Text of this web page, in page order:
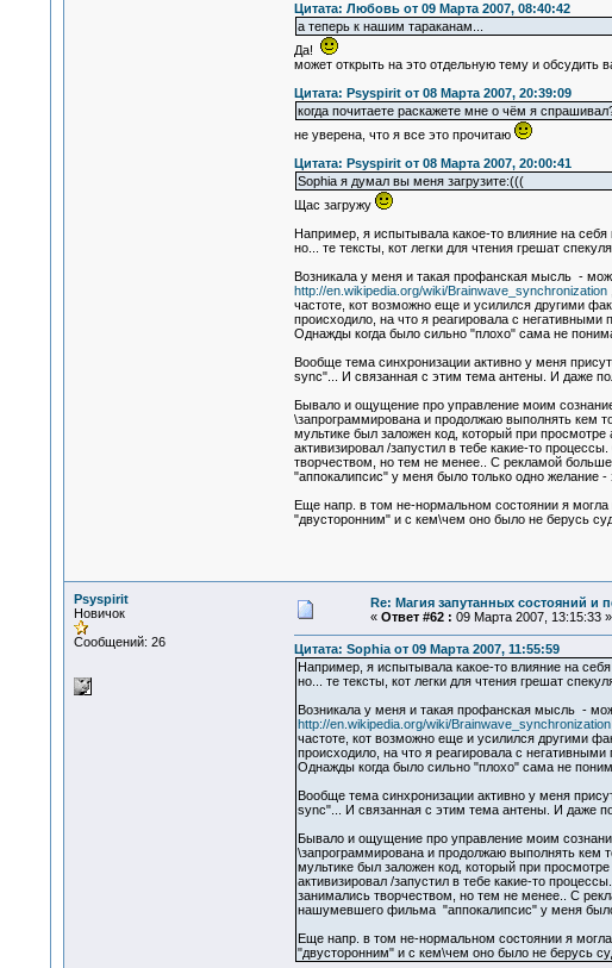
Цитата: Любовь от 09 Марта 2007, 08:40:42
а теперь к нашим тараканам...
Да!
может открыть на это отдельную тему и обсудить
Цитата: Psyspirit от 08 Марта 2007, 20:39:09
когда почитаете раскажете мне о чём я
не уверена, что я все это прочитаю
Цитата: Psyspirit от 08 Марта 2007, 20:00:41
Sophia я думал вы меня загрузите:(((
Щас загружу
Например, я испытывала какое-то влияние на
но... те тексты, кот легки для чтения грешат
Возникала у меня и такая профанская мысль -
http://en.wikipedia.org/wiki/Brainwave_synchronization
частоте, кот возможно еще и усилился другими
происходило, на что я реагировала с
Однажды когда было сильно "плохо" сама не
Вообще тема синхронизации активно у меня
sync"... И связанная с этим тема антены. И даже
Бывало и ощущение про управление моим
\запрограммирована и продолжаю выполнять кем
мультике был заложен код, который при
активизировал /запустил в тебе какие-то
творчеством, но тем не менее.. С рекламой
"аппокалипсис" у меня было только одно желание
Еще напр. в том не-нормальном состоянии я
"двусторонним" и с кем\чем оно было не берусь
Psyspirit
Новичок
Сообщений: 26
Re: Магия запутанных состояний и
« Ответ #62 : 09 Марта 2007, 13:15:33 »
Цитата: Sophia от 09 Марта 2007, 11:55:59
Например, я испытывала какое-то влияние на
но... те тексты, кот легки для чтения грешат
Возникала у меня и такая профанская мысль -
http://en.wikipedia.org/wiki/Brainwave_synchronization
частоте, кот возможно еще и усилился другими
происходило, на что я реагировала с
Однажды когда было сильно "плохо" сама не
Вообще тема синхронизации активно у меня
sync"... И связанная с этим тема антены. И даже
Бывало и ощущение про управление моим
\запрограммирована и продолжаю выполнять кем
мультике был заложен код, который при
активизировал /запустил в тебе какие-то
занимались творчеством, но тем не менее.. С
нашумевшего фильма "аппокалипсис" у меня было
Еще напр. в том не-нормальном состоянии я
"двусторонним" и с кем\чем оно было не берусь